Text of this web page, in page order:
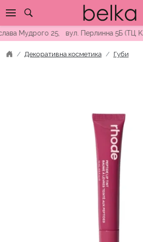
to
content
25, вул. Перлинна 5Б (ТЦ
Декоративна косметика Губи